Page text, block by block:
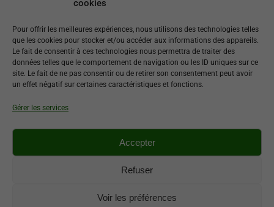
cookies
Pour offrir les meilleures expériences, nous utilisons des technologies telles
que les cookies pour stocker et/ou accéder aux informations des appareils.
Le fait de consentir à ces technologies nous permettra de traiter des
données telles que le comportement de navigation ou les ID uniques sur ce
site. Le fait de ne pas consentir ou de retirer son consentement peut avoir
un effet négatif sur certaines caractéristiques et fonctions.
Gérer les services
Accepter
Refuser
Voir les préférences
Aspirine rose
16,90€ TTC
Ajouter au panier
16,90€ TTC